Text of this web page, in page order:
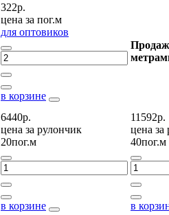
322р.
цена за пог.м
для оптовиков
в корзине
6440р.
цена за рулончик
20пог.м
в корзине
11592р.
цена за
40пог.м
в